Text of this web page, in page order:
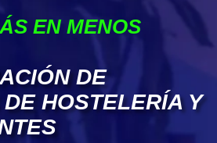
EN MENOS
DE
HOSTELERÍA Y